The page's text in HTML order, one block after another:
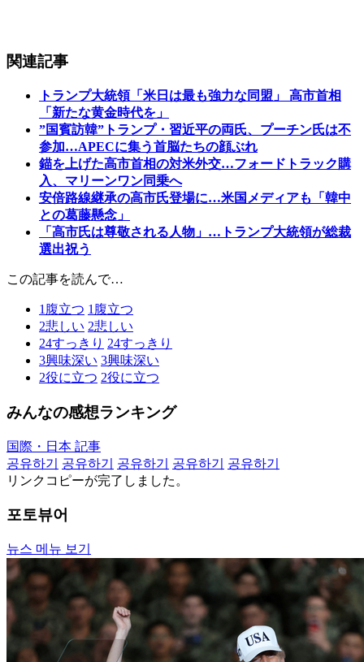
関連記事
トランプ大統領「米日は最も強力な同盟」 高市首相
「新たな黄金時代を」
”国賓訪韓”トランプ・習近平の両氏、プーチン氏は不
参加…APECに集う首脳たちの顔ぶれ
錨を上げた高市首相の対米外交…フォードトラック購
入、マリーンワン同乗へ
安倍路線継承の高市氏登場に…米国メディアも「韓中
との葛藤懸念」
「高市氏は尊敬される人物」…トランプ大統領が総裁
選出祝う
この記事を読んで…
1 腹立つ 1 腹立つ
2悲しい 2悲しい
24すっきり 24すっきり
3興味深い 3興味深い
2役に立つ 2役に立つ
みんなの感想ランキング
国際・日本 記事
공유하기
공유하기 공유하기 공유하기
공유하기
リンクコピーが完了しました。
포토뷰어
뉴스 메뉴 보기